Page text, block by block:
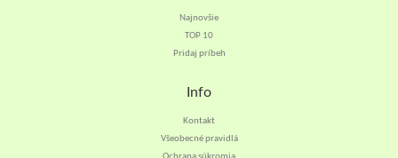
Najnovšie
TOP 10
Pridaj príbeh
Info
Kontakt
Všeobecné pravidlá